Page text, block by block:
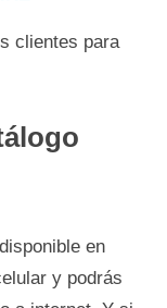
clientes para
en
y podrás